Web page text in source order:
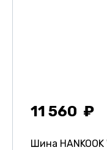
11 560
Шина